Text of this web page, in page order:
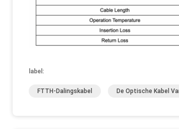
label:
FTTH-Dalingskabel De Optische Kabel